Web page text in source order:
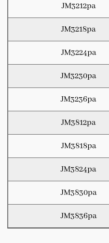
JM3212pa
JM3218pa
JM3224pa
JM3230pa
JM3236pa
JM3812pa
JM3818pa
JM3824pa
JM3830pa
JM3836pa